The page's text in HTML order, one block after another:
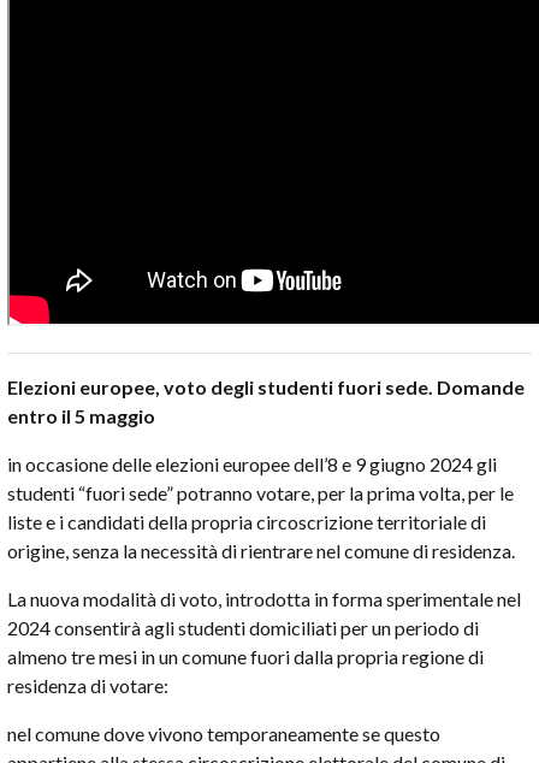
Elezioni europee, voto degli studenti fuori sede. Domande
entro il 5 maggio
in occasione delle elezioni europee dell’8 e 9 giugno 2024 gli
studenti “fuori sede” potranno votare, per la prima volta, per le
liste e i candidati della propria circoscrizione territoriale di
origine, senza la necessità di rientrare nel comune di residenza.
La nuova modalità di voto, introdotta in forma sperimentale nel
2024 consentirà agli studenti domiciliati per un periodo di
almeno tre mesi in un comune fuori dalla propria regione di
residenza di votare:
nel comune dove vivono temporaneamente se questo